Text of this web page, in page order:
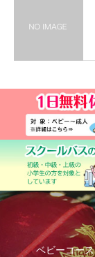
ベビーコース